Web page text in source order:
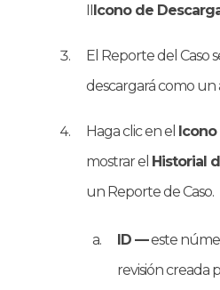
IIIcono de
El Reporte del Caso
descargará como un
Haga clic en el Icono
mostrar el Historial
un Reporte de Caso.
ID —este
revisión creada